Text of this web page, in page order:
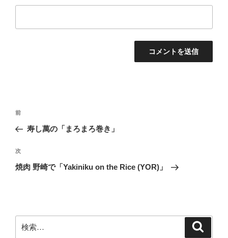
投
ナ
ビ
ゲ
ン
前
の
稿
前
寿し萬の「まろまろ巻き」
次
の
次
焼肉 野崎で「Yakiniku on the Rice (YOR)」
索: